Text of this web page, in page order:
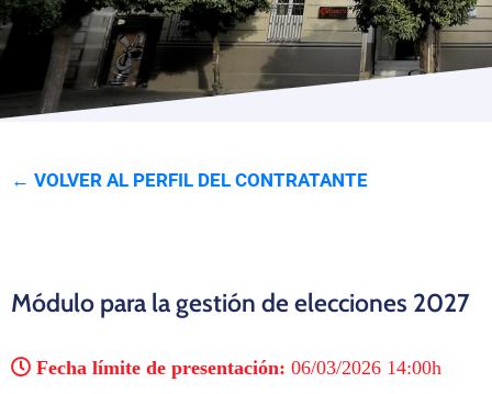
Programas
← VOLVER AL PERFIL DEL CONTRATANTE
Módulo para la gestión de elecciones 2027
Fecha límite de presentación: 06/03/2026 14:00h